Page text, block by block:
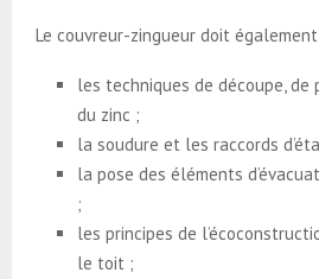
Le couvreur-zingueur doit
les techniques de découpe, de
du zinc ;
la soudure et les raccords
la pose des éléments
;
les principes de
le toit ;